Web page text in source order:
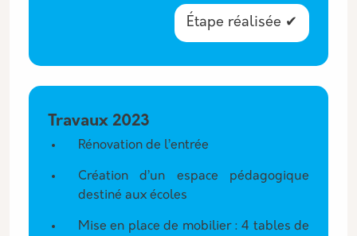
Étape réalisée ✔
Travaux 2023
Rénovation de l’entrée
Création d’un espace pédagogique
destiné aux écoles
Mise en place de mobilier : 4 tables de